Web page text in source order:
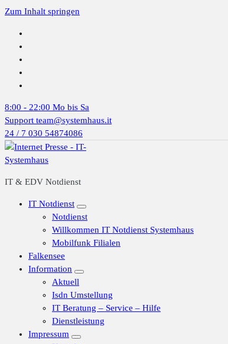
Zum Inhalt springen
8:00 - 22:00 Mo bis Sa
Support team@systemhaus.it
24 / 7 030 54874086
IT & EDV Notdienst
IT Notdienst
Notdienst
Willkommen IT Notdienst Systemhaus
Mobilfunk Filialen
Falkensee
Information
Aktuell
Isdn Umstellung
IT Beratung – Service – Hilfe
Dienstleistung
Impressum